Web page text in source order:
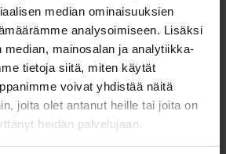
median ominaisuuksien
analysoimiseen. Lisäksi
median, mainosalan ja analytiikka-
tietoja siitä, miten käytät
voivat yhdistää näitä
joita olet antanut heille tai joita on
heidän palvelujaan.
Feldt
+358400565426
raija.feldt@katkanaho.fi